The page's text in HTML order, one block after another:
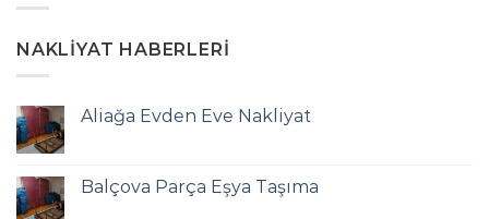
NAKLIYAT HABERLERI
Aliağa Evden Eve Nakliyat
Balçova Parça Eşya Taşıma